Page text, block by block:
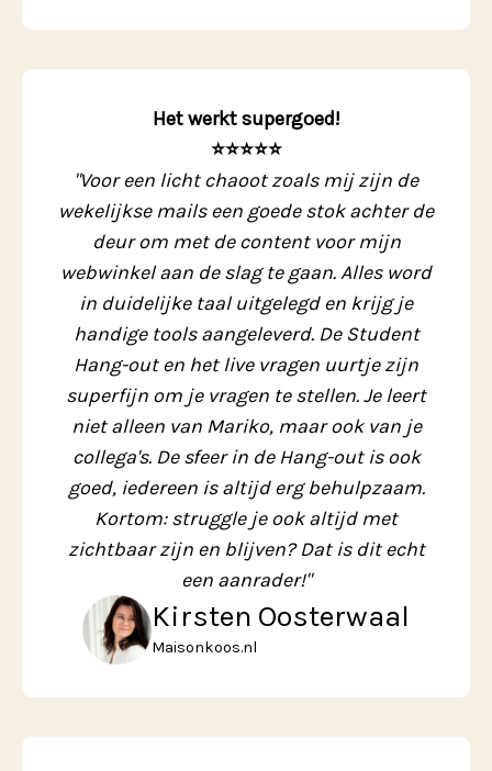
Het werkt supergoed!
⭐️⭐️⭐️⭐️⭐️
"Voor een licht chaoot zoals mij zijn de
wekelijkse mails een goede stok achter de
deur om met de content voor mijn
webwinkel aan de slag te gaan. Alles word
in duidelijke taal uitgelegd en krijg je
handige tools aangeleverd. De Student
Hang-out en het live vragen uurtje zijn
superfijn om je vragen te stellen. Je leert
niet alleen van Mariko, maar ook van je
collega's. De sfeer in de Hang-out is ook
goed, iedereen is altijd erg behulpzaam.
Kortom: struggle je ook altijd met
zichtbaar zijn en blijven? Dat is dit echt
een aanrader!"
Kirsten Oosterwaal
Maisonkoos.nl